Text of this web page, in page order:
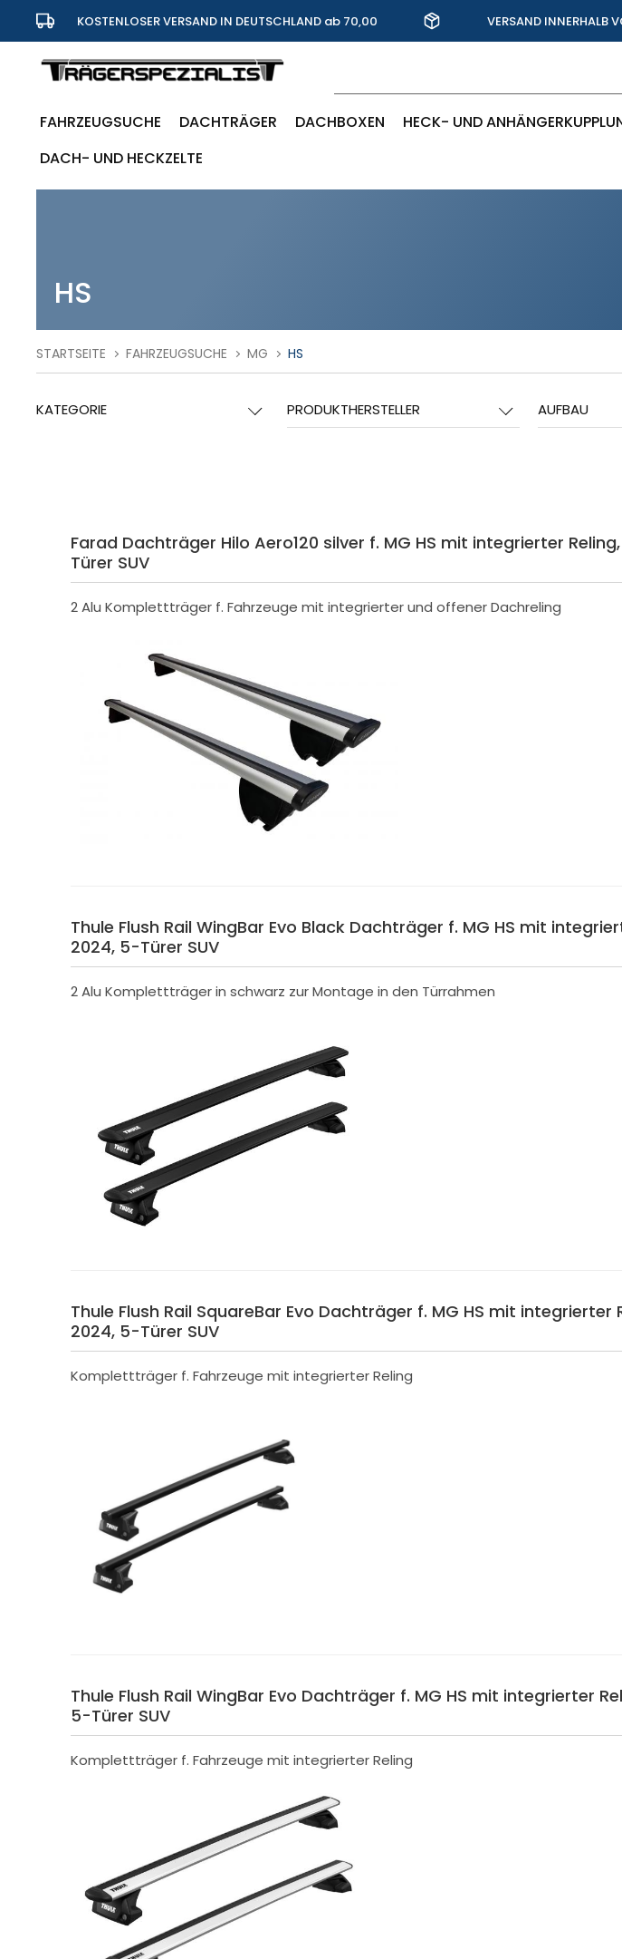
KOSTENLOSER VERSAND IN DEUTSCHLAND ab 70,00
Euro
VERSAND INNERHALB
FAHRZEUGSUCHE DACHTRÄGER DACHBOXEN HECK- UND
DACH- UND HECKZELTE
HS
STARTSEITE FAHRZEUGSUCHE MG HS
KATEGORIE PRODUKTHERSTELLER AUFBAU
Farad Dachträger Hilo Aero120 silver f. MG HS mit integrierter
Türer SUV
2 Alu Komplettträger f. Fahrzeuge mit integrierter und offener Dachreling
Thule Flush Rail WingBar Evo Black Dachträger f. MG HS mit
2024, 5-Türer SUV
2 Alu Komplettträger in schwarz zur Montage in den Türrahmen
Thule Flush Rail SquareBar Evo Dachträger f. MG HS mit integrierter
2024, 5-Türer SUV
Komplettträger f. Fahrzeuge mit integrierter Reling
Thule Flush Rail WingBar Evo Dachträger f. MG HS mit integrierter
5-Türer SUV
Komplettträger f. Fahrzeuge mit integrierter Reling